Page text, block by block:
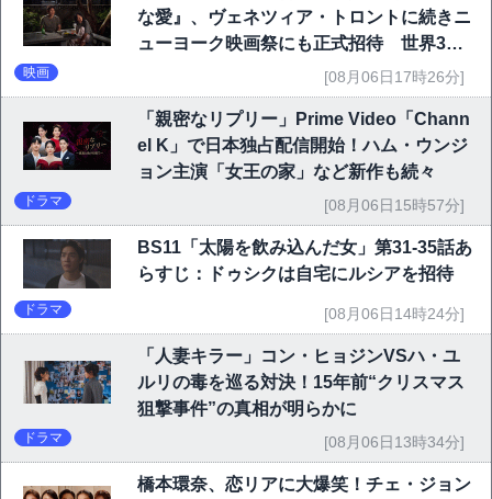
な愛』、ヴェネツィア・トロントに続きニ
ューヨーク映画祭にも正式招待 世界3大
映画祭で快挙｜Netflix映画
映画 [08月06日17時26分]
「親密なリプリー」Prime Video「Chann
el K」で日本独占配信開始！ハム・ウンジ
ョン主演「女王の家」など新作も続々
ドラマ [08月06日15時57分]
BS11「太陽を飲み込んだ女」第31-35話あ
らすじ：ドゥシクは自宅にルシアを招待
ドラマ [08月06日14時24分]
「人妻キラー」コン・ヒョジンVSハ・ユ
ルリの毒を巡る対決！15年前“クリスマス
狙撃事件”の真相が明らかに
ドラマ [08月06日13時34分]
橋本環奈、恋リアに大爆笑！チェ・ジョン